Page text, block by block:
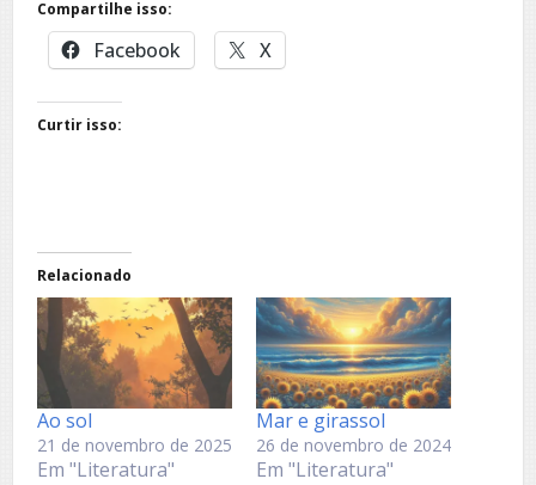
Compartilhe isso:
Facebook X
Curtir isso:
Relacionado
Ao sol
21 de novembro de 2025
Em "Literatura"
Mar e girassol
26 de novembro de 2024
Em "Literatura"